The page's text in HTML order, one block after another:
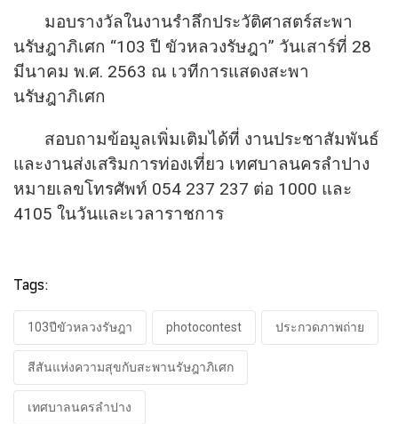
มอบรางวัลในงานรำลึกประวัติศาสตร์สะพา
นรัษฎาภิเศก “103 ปี ขัวหลวงรัษฎา” วันเสาร์ที่ 28
มีนาคม พ.ศ. 2563 ณ เวทีการแสดงสะพา
นรัษฎาภิเศก
สอบถามข้อมูลเพิ่มเติมได้ที่ งานประชาสัมพันธ์
และงานส่งเสริมการท่องเที่ยว เทศบาลนครลำปาง
หมายเลขโทรศัพท์ 054 237 237 ต่อ 1000 และ
4105 ในวันและเวลาราชการ
Tags:
103ปีขัวหลวงรัษฎา photocontest ประกวดภาพถ่าย
สีสันแห่งความสุขกับสะพานรัษฎาภิเศก
เทศบาลนครลำปาง